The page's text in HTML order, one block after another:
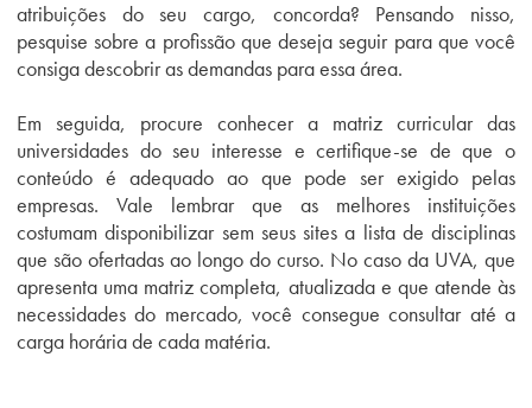
atribuições do seu cargo, concorda? Pensando nisso,
pesquise sobre a profissão que deseja seguir para que você
consiga descobrir as demandas para essa área.
Em seguida, procure conhecer a matriz curricular das
universidades do seu interesse e certifique-se de que o
conteúdo é adequado ao que pode ser exigido pelas
empresas. Vale lembrar que as melhores instituições
costumam disponibilizar sem seus sites a lista de disciplinas
que são ofertadas ao longo do curso. No caso da UVA, que
apresenta uma matriz completa, atualizada e que atende às
necessidades do mercado, você consegue consultar até a
carga horária de cada matéria.